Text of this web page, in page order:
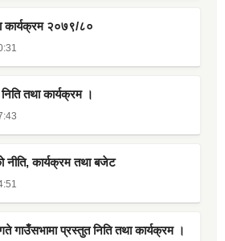
कार्यक्रम २०७९/८०
तथा कार्यक्रम ।
कार्यक्रम तथा बजेट
गाउँसभामा प्रस्तुत निति तथा कार्यक्रम ।